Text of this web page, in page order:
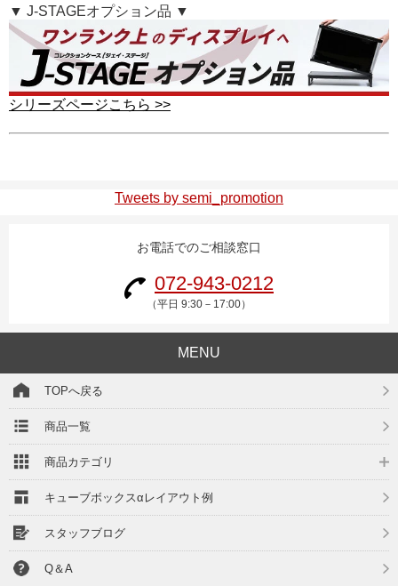
▼ J-STAGEオプション品 ▼
シリーズページこちら >>
Tweets by semi_promotion
お電話でのご相談窓口
072-943-0212
（平日 9:30－17:00）
MENU
TOPへ戻る
商品一覧
商品カテゴリ
キューブボックスαレイアウト例
スタッフブログ
Q＆A